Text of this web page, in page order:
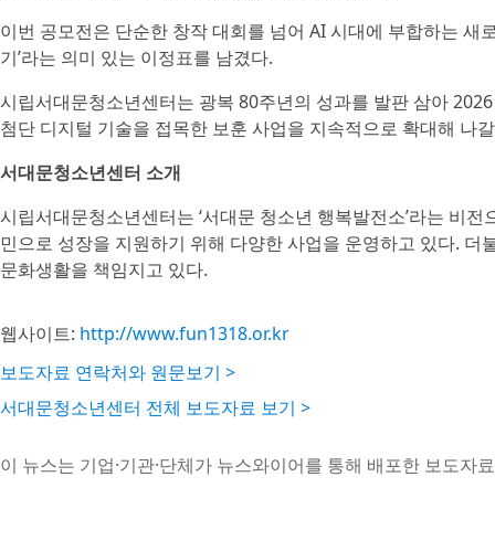
이번 공모전은 단순한 창작 대회를 넘어 AI 시대에 부합하는 새
기’라는 의미 있는 이정표를 남겼다.
시립서대문청소년센터는 광복 80주년의 성과를 발판 삼아
첨단 디지털 기술을 접목한 보훈 사업을 지속적으로 확대해 나
서대문청소년센터 소개
시립서대문청소년센터는 ‘서대문 청소년 행복발전소’라는 비
민으로 성장을 지원하기 위해 다양한 사업을 운영하고 있다.
문화생활을 책임지고 있다.
웹사이트: http://www.fun1318.or.kr
보도자료 연락처와 원문보기 >
서대문청소년센터 전체 보도자료 보기 >
이 뉴스는 기업·기관·단체가 뉴스와이어를 통해 배포한 보도자